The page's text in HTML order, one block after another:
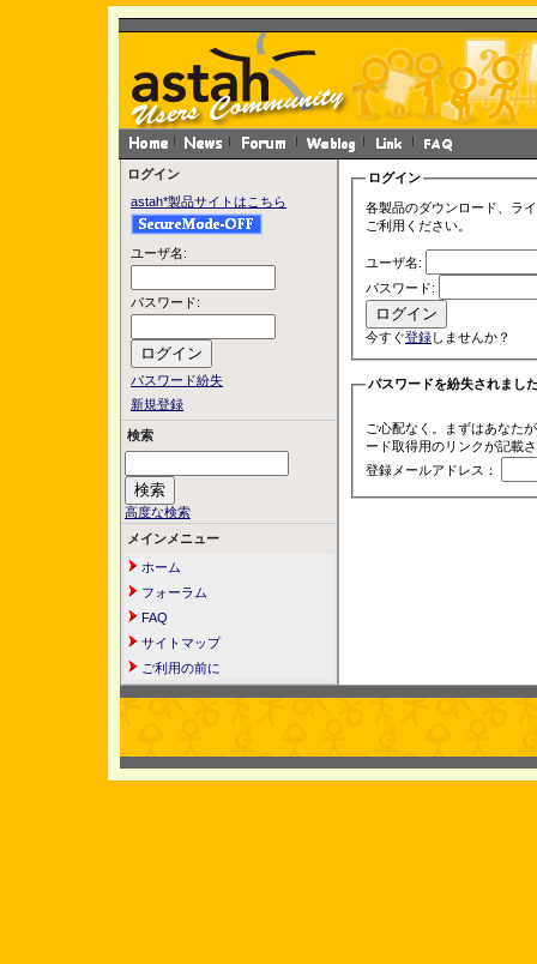
ログイン
astah*製品サイトはこちら
ユーザ名:
パスワード:
パスワード紛失
新規登録
検索
高度な検索
メインメニュー
ホーム
フォーラム
FAQ
サイトマップ
ご利用の前に
ログイン
各製品のダウンロード、ラ
ご利用ください。
ユーザ名:
パスワード:
今すぐ登録しませんか？
パスワードを紛失されまし
ご心配なく。まずはあなた
ード取得用のリンクが記載
登録メールアドレス：